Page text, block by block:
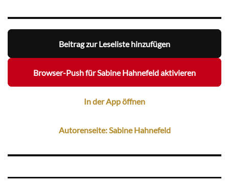
Beitrag zur Leseliste hinzufügen
Browser-Push für Sabine Hahnefeld aktivieren
In der App öffnen
Autorenseite: Sabine Hahnefeld